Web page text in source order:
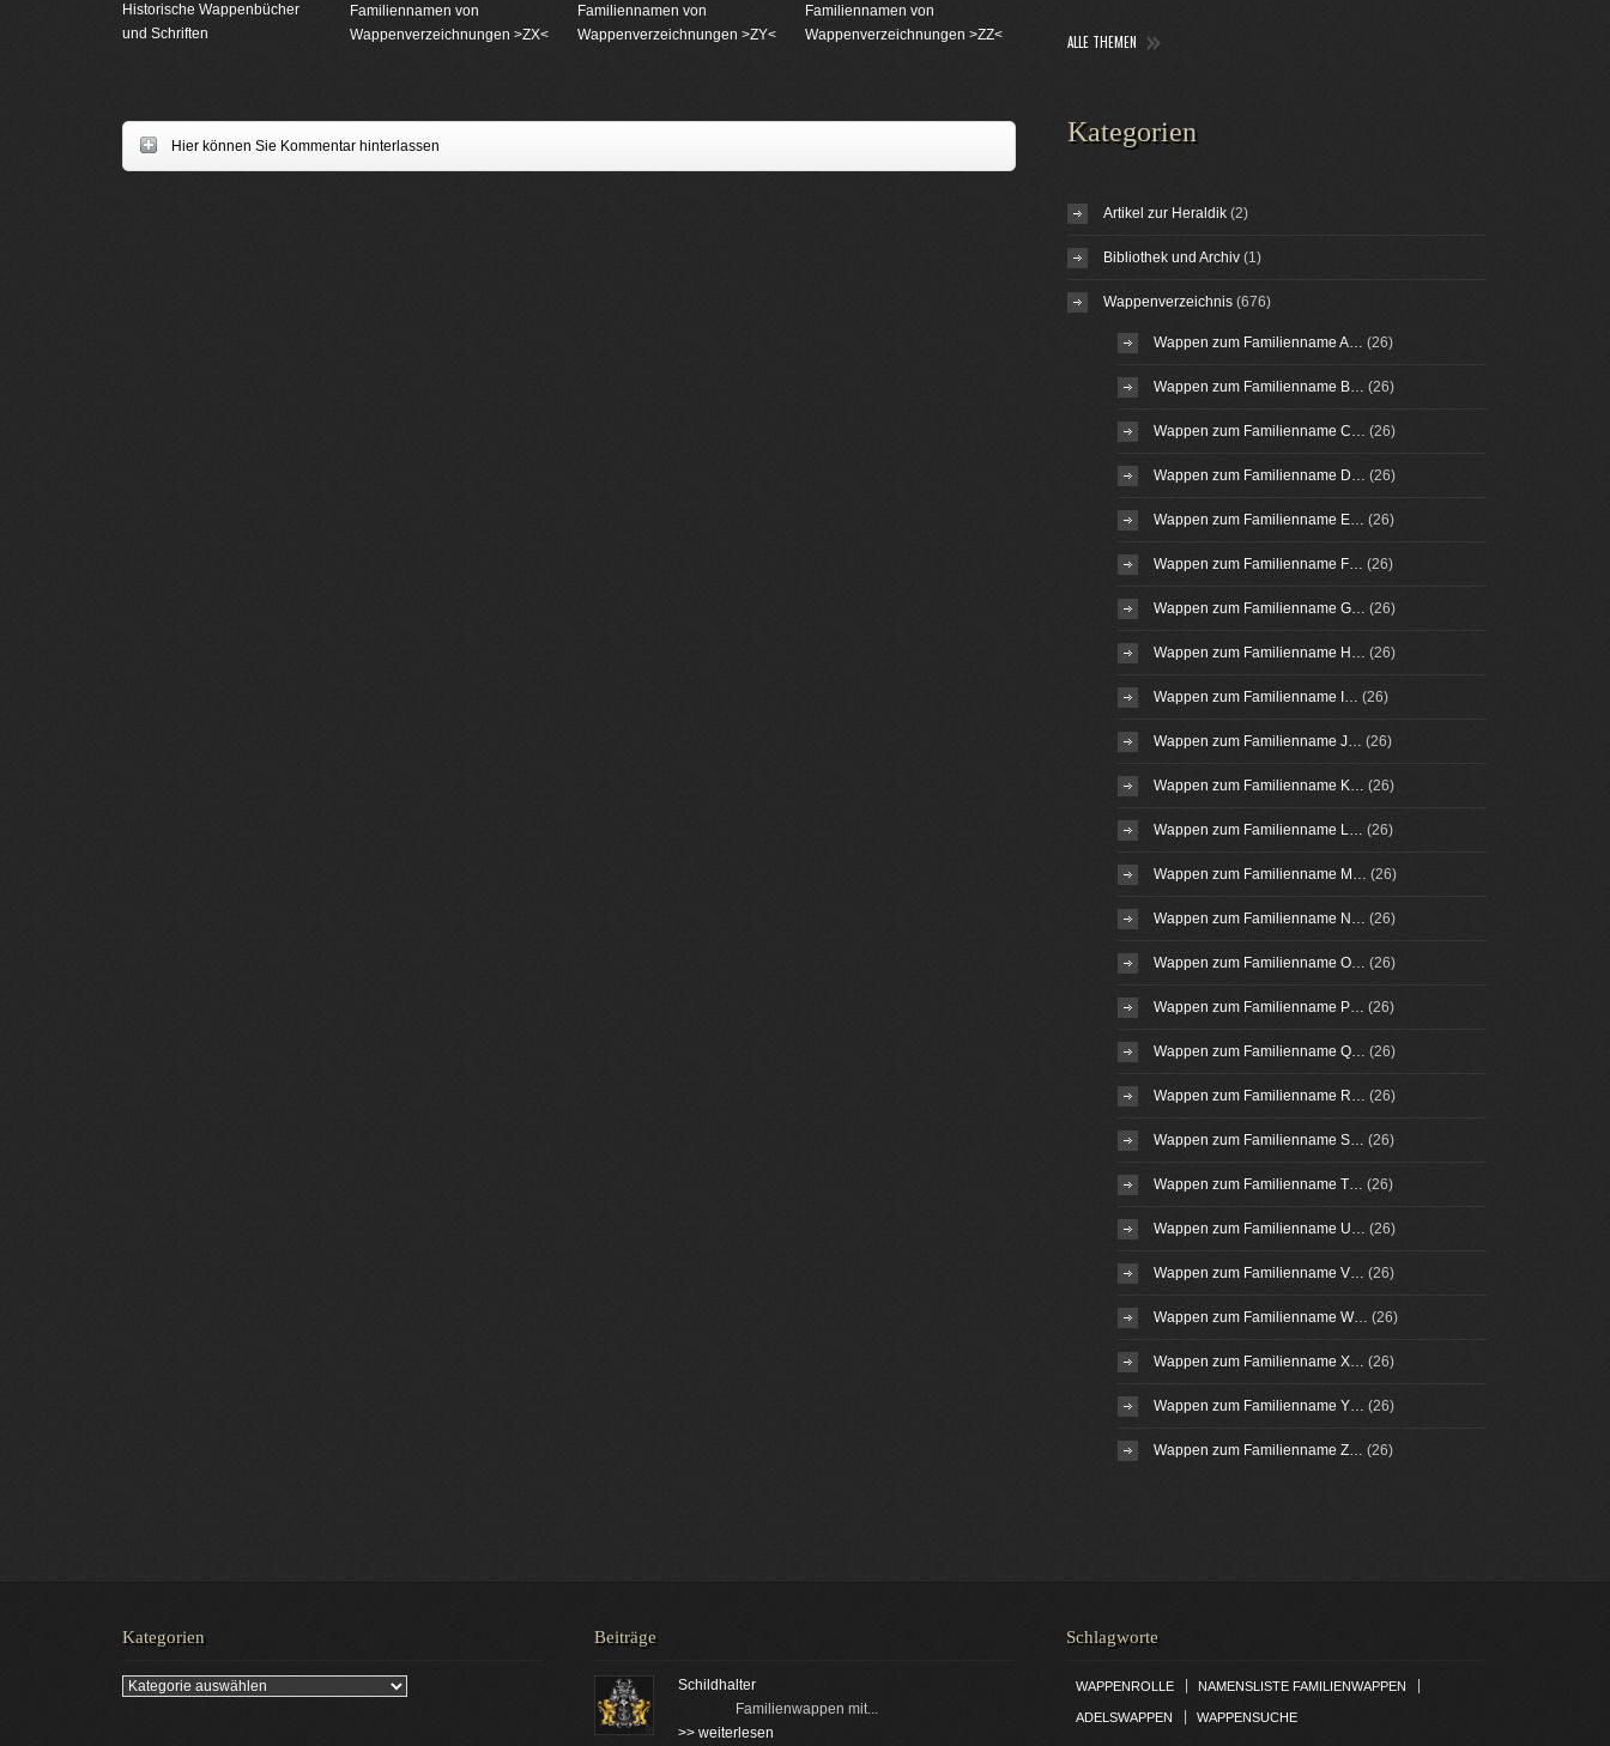
Historische Wappenbücher
und Schriften
Familiennamen von
Wappenverzeichnungen >ZX<
Familiennamen von
Wappenverzeichnungen >ZY<
Familiennamen von
Wappenverzeichnungen >ZZ<
Hier können Sie Kommentar hinterlassen
ALLE THEMEN
Kategorien
Artikel zur Heraldik(2)
Bibliothek und Archiv(1)
Wappenverzeichnis(676)
Wappen zum Familienname A… (26)
Wappen zum Familienname B… (26)
Wappen zum Familienname C… (26)
Wappen zum Familienname D… (26)
Wappen zum Familienname E… (26)
Wappen zum Familienname F… (26)
Wappen zum Familienname G… (26)
Wappen zum Familienname H… (26)
Wappen zum Familienname I… (26)
Wappen zum Familienname J… (26)
Wappen zum Familienname K… (26)
Wappen zum Familienname L… (26)
Wappen zum Familienname M… (26)
Wappen zum Familienname N… (26)
Wappen zum Familienname O… (26)
Wappen zum Familienname P… (26)
Wappen zum Familienname Q… (26)
Wappen zum Familienname R… (26)
Wappen zum Familienname S… (26)
Wappen zum Familienname T… (26)
Wappen zum Familienname U… (26)
Wappen zum Familienname V… (26)
Wappen zum Familienname W… (26)
Wappen zum Familienname X… (26)
Wappen zum Familienname Y… (26)
Wappen zum Familienname Z… (26)
Kategorien
Kategorien
Beiträge
Schildhalter
Familienwappen mit...
>> weiterlesen
Schlagworte
WAPPENROLLE NAMENSLISTE FAMILIENWAPPEN
ADELSWAPPEN WAPPENSUCHE